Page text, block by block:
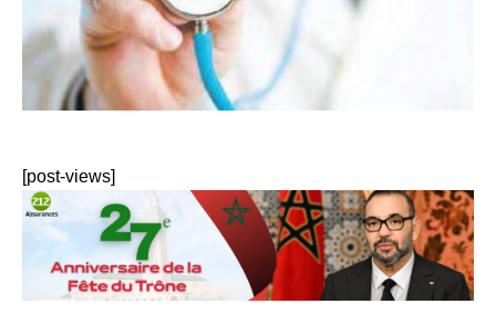
[post-views]